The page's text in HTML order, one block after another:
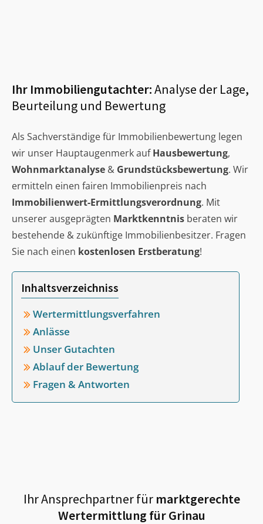
Ihr Immobiliengutachter:Analyse der Lage,
Beurteilung und Bewertung
Als Sachverständige für Immobilienbewertung legen
wir unser Hauptaugenmerk aufHausbewertung,
Wohnmarktanalyse & Grundstücksbewertung. Wir
ermitteln einen fairen Immobilienpreis nach
Immobilienwert-Ermittlungsverordnung. Mit
unserer ausgeprägten Marktkenntnis beraten wir
bestehende & zukünftige Immobilienbesitzer. Fragen
Sie nach einen kostenlosen Erstberatung!
Inhaltsverzeichniss
Wertermittlungsverfahren
Anlässe
Unser Gutachten
Ablauf der Bewertung
Fragen & Antworten
Ihr Ansprechpartner fürmarktgerechte
Wertermittlung fürGrinau